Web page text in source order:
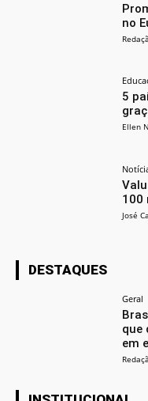
no
5
Ellen
100
José
DESTAQUES
Geral
que
em